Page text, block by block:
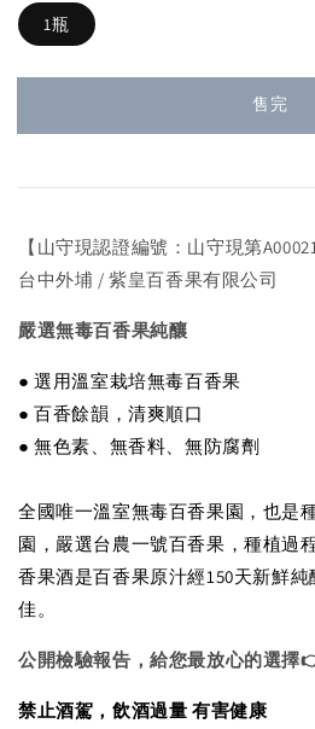
1瓶
售完
【山守現認證編號：山守現第
台中外埔 / 紫皇百香果有限公司
嚴選無毒百香果純釀
● 選用溫室栽培無毒百香果
● 百香餘韻，清爽順口
● 無色素、無香料、無防腐劑
全國唯一溫室無毒百香果園，也是
園，嚴選台農一號百香果，種植過
香果酒是百香果原汁經150天新鮮
佳。
公開檢驗報告，給您最放心的選擇
禁止酒駕，飲酒過量 有害健康